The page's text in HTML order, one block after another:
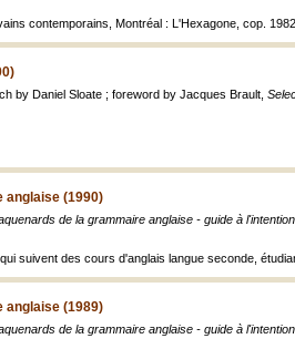
contemporains, Montréal : L'Hexagone, cop. 1982
by Daniel Sloate ; foreword by Jacques Brault,
anglaise (1990)
de la grammaire anglaise - guide à
suivent des cours d'anglais langue seconde,
anglaise (1989)
de la grammaire anglaise - guide à